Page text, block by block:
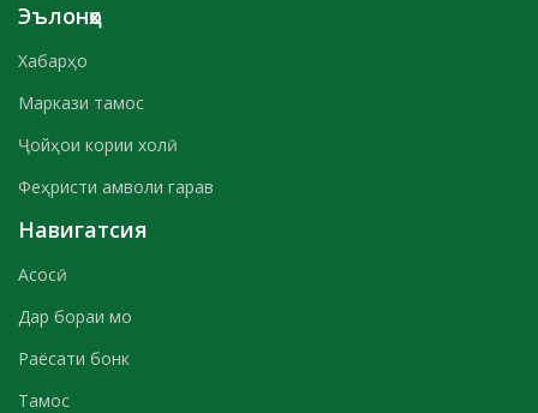
Эълонҳо
Хабарҳо
Маркази тамос
Ҷойҳои кории холӣ
Феҳристи амволи гарав
Навигатсия
Асосӣ
Дар бораи мо
Раёсати бонк
Тамос